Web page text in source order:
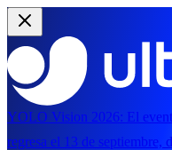
YOLO Vision 2026: El
regresa el 13 de septiembre,